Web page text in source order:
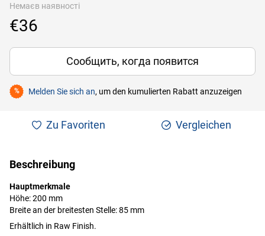
Немаєв наявності
€36
Сообщить, когда появится
% Melden Sie sich an, um den kumulierten Rabatt anzuzeigen
Zu Favoriten Vergleichen
Beschreibung
Hauptmerkmale
Höhe: 200 mm
Breite an der breitesten Stelle: 85 mm
Erhältlich in Raw Finish.